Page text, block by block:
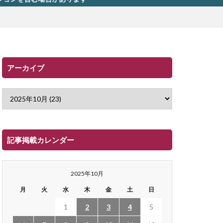
アーカイブ
記事掲載カレンダー
2025年10月
月 火 水 木 金 土 日
1 2 3 4 5